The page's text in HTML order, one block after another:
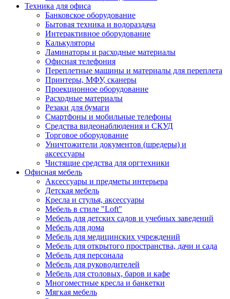
Техника для офиса
Банковское оборудование
Бытовая техника и водораздача
Интерактивное оборудование
Калькуляторы
Ламинаторы и расходные материалы
Офисная телефония
Переплетные машины и материалы для переплета
Принтеры, МФУ, сканеры
Проекционное оборудование
Расходные материалы
Резаки для бумаги
Смартфоны и мобильные телефоны
Средства видеонаблюдения и СКУД
Торговое оборудование
Уничтожители документов (шредеры) и
аксессуары
Чистящие средства для оргтехники
Офисная мебель
Аксессуары и предметы интерьера
Детская мебель
Кресла и стулья, аксессуары
Мебель в стиле "Loft"
Мебель для детских садов и учебных заведений
Мебель для дома
Мебель для медицинских учреждений
Мебель для открытого пространства, дачи и сада
Мебель для персонала
Мебель для руководителей
Мебель для столовых, баров и кафе
Многоместные кресла и банкетки
Мягкая мебель